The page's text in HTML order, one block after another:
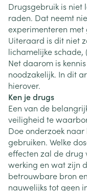
Drugsgebruik is niet
raden. Dat neemt
experimenteren
Uiteraard is dit niet
lichamelijke schade,
Net daarom is
noodzakelijk. In dit
hierover.
Ken je drugs
Een van de
veiligheid te
Doe onderzoek
gebruiken. Welke
effecten zal de drug
werking en wat zijn
betrouwbare bron
nauwelijks tot geen